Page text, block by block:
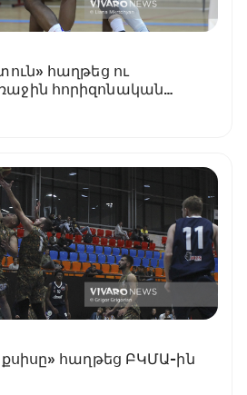
հաղթեց ու
հորիզոնական
հաղթեց ԲԿՄԱ-ին